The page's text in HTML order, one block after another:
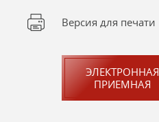
Версия для печати
ЭЛЕКТРОННАЯ
ПРИЕМНАЯ